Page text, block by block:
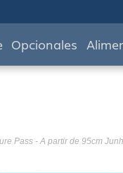
Opcionales
Pass - A partir de 95cm